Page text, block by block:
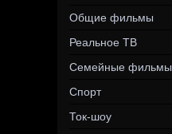
Общие фильмы
Реальное ТВ
Семейные фильмы
Спорт
Ток-шоу